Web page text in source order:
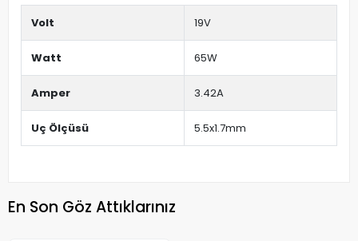
Volt 19V
Watt 65W
Amper 3.42A
Uç Ölçüsü 5.5x1.7mm
En Son Göz Attıklarınız